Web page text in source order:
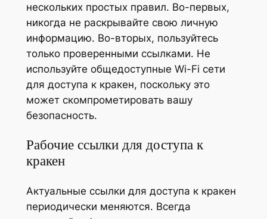
нескольких простых правил. Во-первых,
никогда не раскрывайте свою личную
информацию. Во-вторых, пользуйтесь
только проверенными ссылками. Не
используйте общедоступные Wi-Fi сети
для доступа к кракен, поскольку это
может скомпрометировать вашу
безопасность.
Рабочие ссылки для доступа к
кракен
Актуальные ссылки для доступа к кракен
периодически меняются. Всегда